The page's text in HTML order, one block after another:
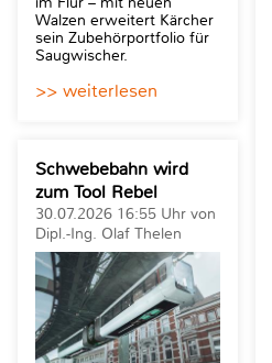
Walzen erweitert Kärcher
sein Zubehörportfolio für
Saugwischer.
>> weiterlesen
Schwebebahn wird
zum Tool Rebel
30.07.2026 16:55 Uhr von
Dipl.-Ing. Olaf Thelen